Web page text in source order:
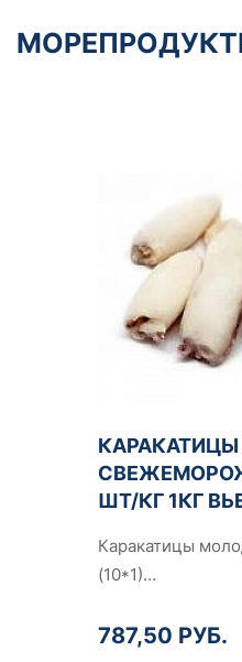
ШТ/КГ 1КГ
Каракатицы
(10*1)…
787,50 РУБ.